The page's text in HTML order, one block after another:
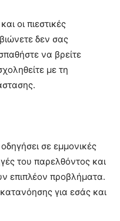
οι πιεστικές
δεν σας
να βρείτε
με τη
σε εμμονικές
του παρελθόντος και
επιπλέον προβλήματα.
για εσάς και